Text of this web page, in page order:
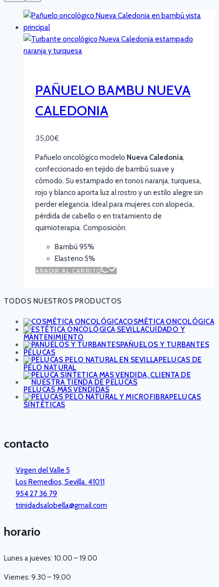
PAÑUELO BAMBU NUEVA
CALEDONIA
35,00€
Pañuelo oncológico modelo Nueva Caledonia,
confeccionado en tejido de bambú suave y
cómodo. Su estampado en tonos naranja, turquesa,
rojo y blanco aporta luz al rostro y un estilo alegre sin
perder elegancia. Ideal para mujeres con alopecia,
pérdida de cabello o en tratamiento de
quimioterapia. Composición:
Bambú 95%
Elasteno 5%
AÑADIR AL CARRITO
TODOS NUESTROS PRODUCTOS
COSMÉTICA ONCOLÓGICA
CUIDADO Y
MANTENIMIENTO
PAÑUELOS Y TURBANTES
PELUCAS
PELUCAS DE
PELO NATURAL
PELUCAS MÁS VENDIDAS
PELUCAS
SINTÉTICAS
contacto
Virgen del Valle 5
Los Remedios, Sevilla. 41011
954 27 36 79
trinidadsalobella@gmail.com
horario
Lunes a jueves: 10.00 – 19.00
Viernes: 9.30 – 19.00